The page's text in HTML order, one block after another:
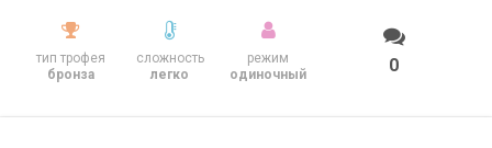
тип трофея
бронза
сложность
легко
режим
одиночный
0